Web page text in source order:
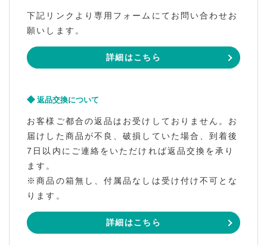
下記リンクより専用フォームにてお問い合わせお
願いします。
詳細はこちら
返品交換について
お客様ご都合の返品はお受けしておりません。お
届けした商品が不良、破損していた場合、到着後
7日以内にご連絡をいただければ返品交換を承り
ます。
※商品の箱無し、付属品なしは受け付け不可とな
ります。
詳細はこちら